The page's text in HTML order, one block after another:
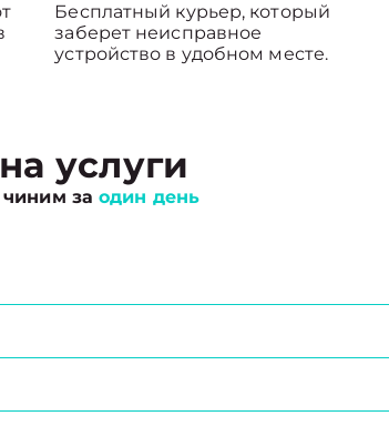
Бесплатный курьер, который
заберет неисправное
устройство в удобном месте.
услуги
чиним заодин день